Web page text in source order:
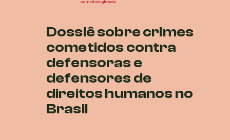
Dossiê sobre crimes
cometidos contra
defensoras e
defensores de
direitos humanos no
Brasil